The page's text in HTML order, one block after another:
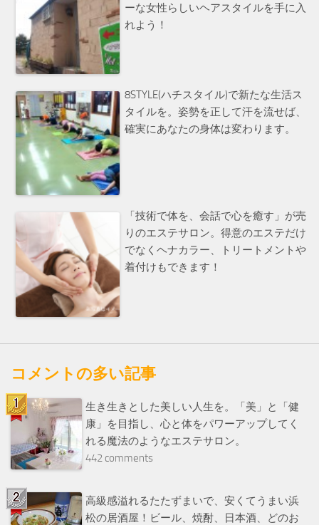
ーな女性らしいヘアスタイルを手に入
れよう！
8STYLE(ハチスタイル)で新たな生活ス
タイルを。姿勢を正して汗を流せば、
確実にあなたの身体は変わります。
「技術で体を、会話で心を癒す」が売
りのエステサロン。得意のエステだけ
でなくヘナカラー、トリートメントや
着付けもできます！
コメントの多い記事
生き生きとした美しい人生を。「美」と「健
康」を目指し、心と体をパワーアップしてく
れる魔法のようなエステサロン。
442 comments
高級感溢れるたたずまいで、安くてうまい浜
松の居酒屋！ビール、焼酎、日本酒、どのお